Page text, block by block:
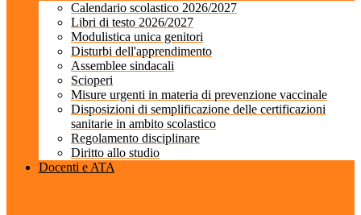
Calendario scolastico 2026/2027
Libri di testo 2026/2027
Modulistica unica genitori
Disturbi dell'apprendimento
Assemblee sindacali
Scioperi
Misure urgenti in materia di prevenzione vaccinale
Disposizioni di semplificazione delle certificazioni
sanitarie in ambito scolastico
Regolamento disciplinare
Diritto allo studio
Docenti e ATA